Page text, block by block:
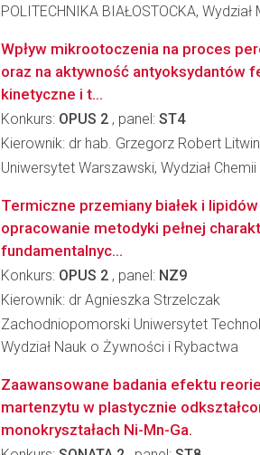
POLITECHNIKA BIAŁOSTOCKA,
Wpływ mikrootoczenia na proces
oraz na aktywność antyoksydantów
kinetyczne i t...
Konkurs: OPUS 2 , panel: ST4
Kierownik: dr hab. Grzegorz Robert
Uniwersytet Warszawski, Wydział Chemii
Termiczne przemiany białek i
opracowanie metodyki pełnej
fundamentalnyc...
Konkurs: OPUS 2 , panel: NZ9
Kierownik: dr Agnieszka Strzelczak
Zachodniopomorski Uniwersytet
Wydział Nauk o Żywności i Rybactwa
Zaawansowane badania efektu
martenzytu w plastycznie
monokryształach Ni-Mn-Ga.